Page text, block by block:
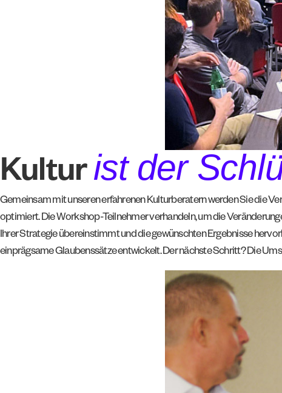
Kulturist der
Gemeinsam mit unseren erfahrenen Kulturberatern werden Sie die
optimiert. Die Workshop-Teilnehmer verhandeln, um die
Ihrer Strategie übereinstimmt und die gewünschten Ergebnisse
einprägsame Glaubenssätze entwickelt. Der nächste Schritt? Die